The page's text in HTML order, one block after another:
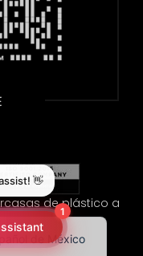
de plástico a
reservados.
de México